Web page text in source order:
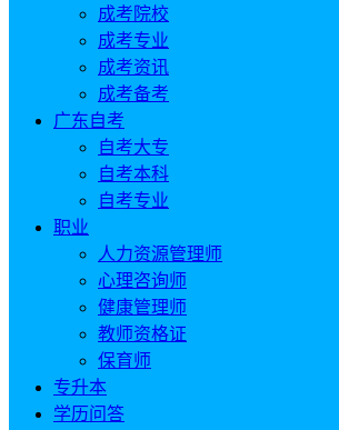
成考院校
成考专业
成考资讯
成考备考
广东自考
自考大专
自考本科
自考专业
职业
人力资源管理师
心理咨询师
健康管理师
教师资格证
保育师
专升本
学历问答